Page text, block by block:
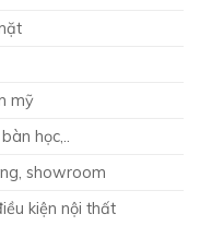
mỹ
học,..
showroom
kiện nội thất